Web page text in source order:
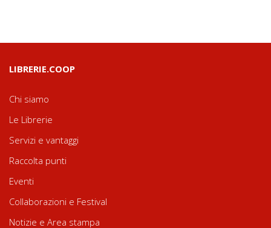
LIBRERIE.COOP
Chi siamo
Le Librerie
Servizi e vantaggi
Raccolta punti
Eventi
Collaborazioni e Festival
Notizie e Area stampa